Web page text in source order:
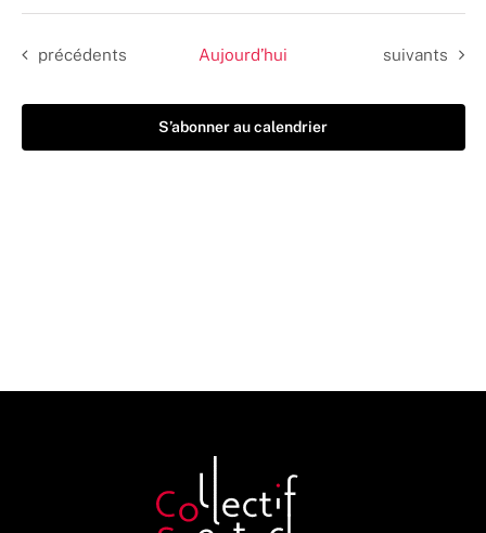
date.
Évènements
précédents Aujourd’hui Évènements
suivants
S’abonner au calendrier